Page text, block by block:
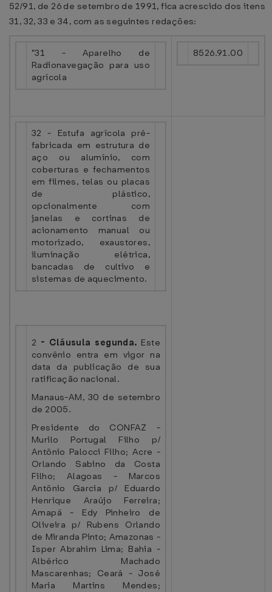
52/91, de 26 de setembro de 1991, fica acrescido dos itens
31, 32, 33 e 34, com as seguintes redações:
"31 - Aparelho de
Radionavegação para uso
agrícola
8526.91.00
32 - Estufa agrícola pré-
fabricada em estrutura de
aço ou alumínio, com
coberturas e fechamentos
em filmes, telas ou placas
de plástico,
opcionalmente com
janelas e cortinas de
acionamento manual ou
motorizado, exaustores,
iluminação elétrica,
bancadas de cultivo e
sistemas de aquecimento.
2 - Cláusula segunda. Este
convênio entra em vigor na
data da publicação de sua
ratificação nacional.
Manaus-AM, 30 de setembro
de 2005.
Presidente do CONFAZ -
Murilo Portugal Filho p/
Antônio Palocci Filho; Acre -
Orlando Sabino da Costa
Filho; Alagoas - Marcos
Antônio Garcia p/ Eduardo
Henrique Araújo Ferreira;
Amapá - Edy Pinheiro de
Oliveira p/ Rubens Orlando
de Miranda Pinto; Amazonas -
Isper Abrahim Lima; Bahia -
Albérico Machado
Mascarenhas; Ceará - José
Maria Martins Mendes;